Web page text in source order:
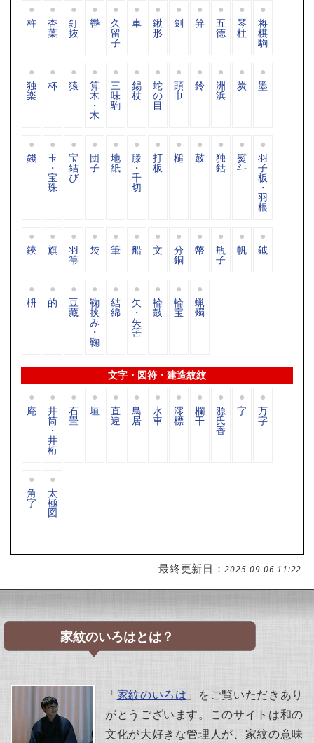
杵 杏
葉
釘
抜
轡 久
留
子
車 鍬
形
剣 笄 五
德
琴
柱
将
棋
駒
独
楽
杯 猿 算
木
・
木
三
味
駒
錫
杖
蛇
の
目
頭
巾
鈴 洲
浜
炭 墨
錢 玉
・
宝
珠
宝
結
び
団
子
地
紙
滕
・
千
切
打
板
槌 鼓 独
鈷
熨
斗
羽
子
板
・
羽
根
鋏 旗 羽
箒
袋 筆 船 文 分
銅
幣 瓶
子
帆 鉞
枡 的 豆
藏
鞠
挟
み
・
鞠
結
綿
矢
・
矢
筈
輪
鼓
輪
宝
蝋
燭
文字・図符・建造紋紋
庵 井
筒
・
井
桁
石
畳
垣 直
違
鳥
居
水
車
澪
標
欄
干
源
氏
香
字 万
字
角
字
太
極
図
最終更新日：2025-09-06 11:22
家紋のいろはとは？
「家紋のいろは 」をご覧いただきあり
がとうございます。このサイトは和の
文化が大好きな管理人が、家紋の意味